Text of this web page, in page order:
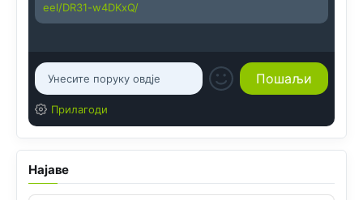
eel/DR31-w4DKxQ/
Прилагоди
Најаве